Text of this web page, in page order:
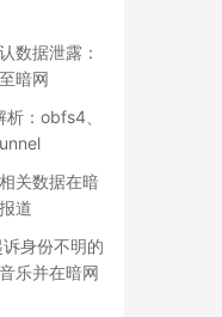
数据泄露：
暗网
：obfs4、
关数据在暗
道
身份不明的
乐并在暗网